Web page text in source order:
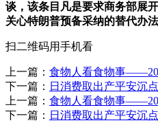
谈，该条目凡是要求商务部展
关心特朗普预备采纳的替代办
扫二维码用手机看
上一篇： 食物人看食物事
下一篇： 日消费取出产平安沉点
上一篇： 食物人看食物事
下一篇： 日消费取出产平安沉点